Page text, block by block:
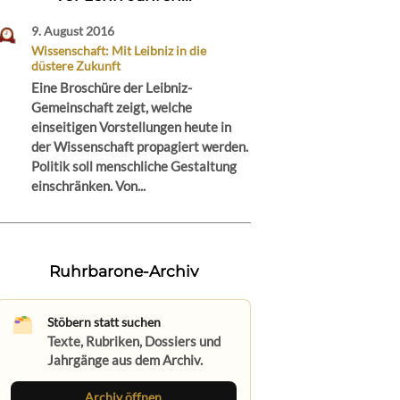
9. August 2016
Wissenschaft: Mit Leibniz in die
düstere Zukunft
Eine Broschüre der Leibniz-
Gemeinschaft zeigt, welche
einseitigen Vorstellungen heute in
der Wissenschaft propagiert werden.
Politik soll menschliche Gestaltung
einschränken. Von...
Ruhrbarone-Archiv
Stöbern statt suchen
Texte, Rubriken, Dossiers und
Jahrgänge aus dem Archiv.
Archiv öffnen